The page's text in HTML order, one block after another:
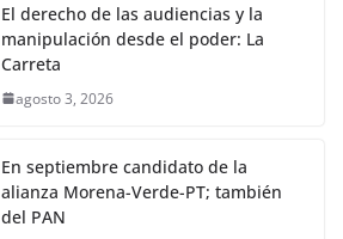
El derecho de las audiencias y la
manipulación desde el poder: La
Carreta
agosto 3, 2026
En septiembre candidato de la
alianza Morena-Verde-PT; también
del PAN